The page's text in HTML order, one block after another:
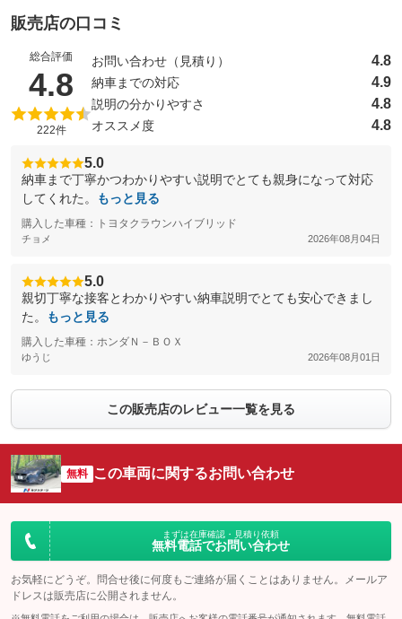
販売店の口コミ
総合評価
4.8 （5点満点中）
222件
お問い合わせ（見積り） 4.8
納車までの対応 4.9
説明の分かりやすさ 4.8
オススメ度 4.8
5.0
納車まで丁寧かつわかりやすい説明でとても親身になって対応
してくれた。
もっと見る
購入した車種：トヨタクラウンハイブリッド
チョメ 2026年08月04日
5.0
親切丁寧な接客とわかりやすい納車説明でとても安心できまし
た。
もっと見る
購入した車種：ホンダＮ－ＢＯＸ
ゆうじ 2026年08月01日
この販売店のレビュー一覧を見る
無料 この車両に関するお問い合わせ
まずは在庫確認・見積り依頼
無料電話でお問い合わせ
お気軽にどうぞ。問合せ後に何度もご連絡が届くことはありません。メールア
ドレスは販売店に公開されません。